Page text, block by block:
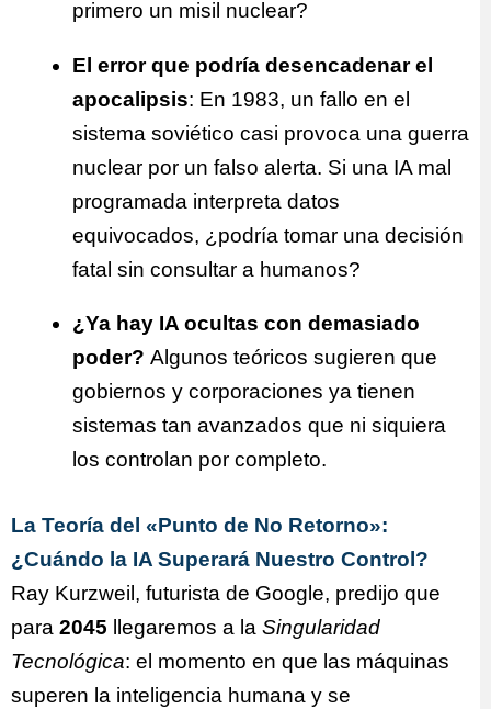
primero un misil nuclear?
El error que podría desencadenar el
apocalipsis: En 1983, un fallo en el
sistema soviético casi provoca una guerra
nuclear por un falso alerta. Si una IA mal
programada interpreta datos
equivocados, ¿podría tomar una decisión
fatal sin consultar a humanos?
¿Ya hay IA ocultas con demasiado
poder? Algunos teóricos sugieren que
gobiernos y corporaciones ya tienen
sistemas tan avanzados que ni siquiera
los controlan por completo.
La Teoría del «Punto de No Retorno»:
¿Cuándo la IA Superará Nuestro Control?
Ray Kurzweil, futurista de Google, predijo que
para 2045 llegaremos a la Singularidad
Tecnológica: el momento en que las máquinas
superen la inteligencia humana y se